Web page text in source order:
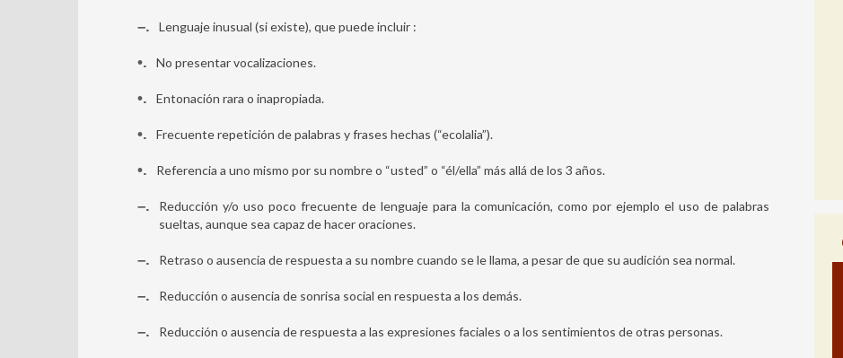
– Lenguaje inusual (si existe), que puede incluir :
• No presentar vocalizaciones.
• Entonación rara o inapropiada.
• Frecuente repetición de palabras y frases hechas (“ecolalia”).
• Referencia a uno mismo por su nombre o “usted” o “él/ella” más allá de los 3 años.
–
Reducción y/o uso poco frecuente de lenguaje para la comunicación, como por ejemplo el uso de palabras
sueltas, aunque sea capaz de hacer oraciones.
– Retraso o ausencia de respuesta a su nombre cuando se le llama, a pesar de que su audición sea normal.
– Reducción o ausencia de sonrisa social en respuesta a los demás.
– Reducción o ausencia de respuesta a las expresiones faciales o a los sentimientos de otras personas.